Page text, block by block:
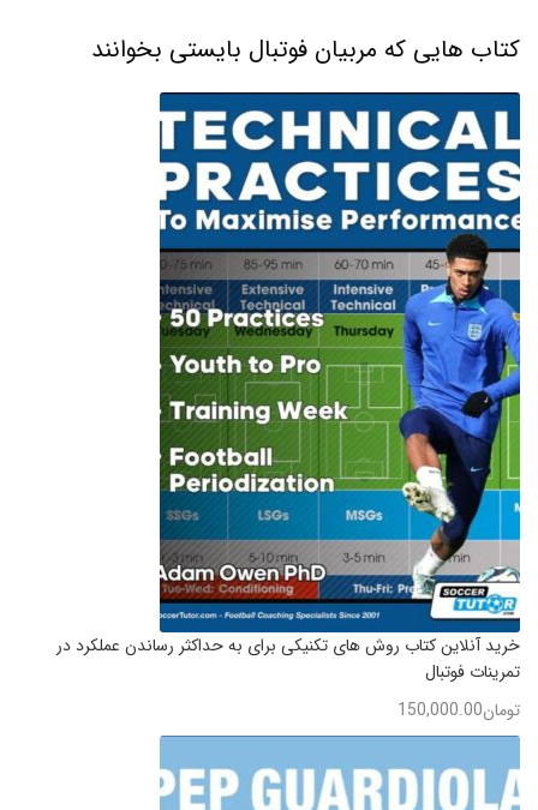
کتاب هایی که مربیان فوتبال بایستی بخوانند
خرید آنلاین کتاب روش های تکنیکی برای به حداکثر رساندن عملکرد در
تمرینات فوتبال
تومان150,000.00